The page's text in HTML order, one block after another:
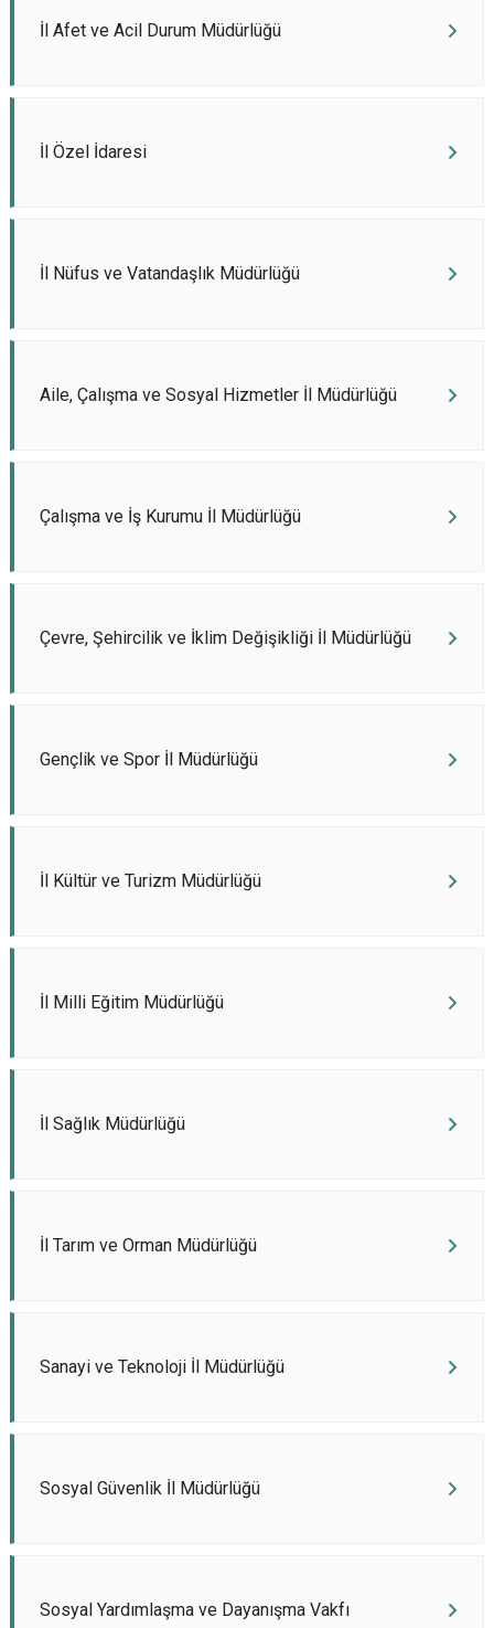
İl Afet ve Acil Durum Müdürlüğü
İl Özel İdaresi
İl Nüfus ve Vatandaşlık Müdürlüğü
Aile, Çalışma ve Sosyal Hizmetler İl Müdürlüğü
Çalışma ve İş Kurumu İl Müdürlüğü
Çevre, Şehircilik ve İklim Değişikliği İl Müdürlüğü
Gençlik ve Spor İl Müdürlüğü
İl Kültür ve Turizm Müdürlüğü
İl Milli Eğitim Müdürlüğü
İl Sağlık Müdürlüğü
İl Tarım ve Orman Müdürlüğü
Sanayi ve Teknoloji İl Müdürlüğü
Sosyal Güvenlik İl Müdürlüğü
Sosyal Yardımlaşma ve Dayanışma Vakfı